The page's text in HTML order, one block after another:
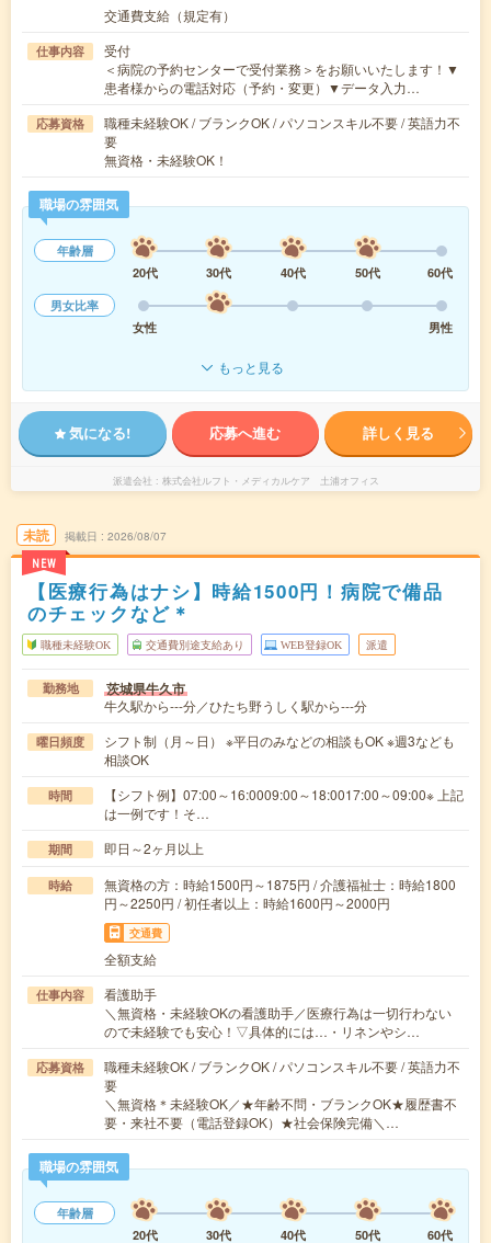
交通費支給（規定有）
仕事内容
受付
＜病院の予約センターで受付業務＞をお願いいたします！▼
患者様からの電話対応（予約・変更）▼データ入力…
応募資格
職種未経験OK / ブランクOK / パソコンスキル不要 / 英語力不
要
無資格・未経験OK！
職場の雰囲気
年齢層
20代
30代 40代 50代
60代
男女比率
女性
男性
もっと見る
気になる! 応募へ進む 詳しく見る
派遣会社 株式会社ルフト・メディカルケア 土浦オフィス
未読
NEW
掲載日 2026/08/07
【医療行為はナシ】時給1500円！病院で備品
のチェックなど＊
職種未経験OK 交通費別途支給あり WEB登録OK 派遣
勤務地 茨城県牛久市
牛久駅から---分／ひたち野うしく駅から---分
曜日頻度
シフト制（月～日） ※平日のみなどの相談もOK ※週3なども
相談OK
時間
【シフト例】07:00～16:0009:00～18:0017:00～09:00※ 上記
は一例です！そ…
期間 即日～2ヶ月以上
時給
無資格の方：時給1500円～1875円 / 介護福祉士：時給1800
円～2250円 / 初任者以上：時給1600円～2000円
交通費
全額支給
仕事内容
看護助手
＼無資格・未経験OKの看護助手／医療行為は一切行わない
ので未経験でも安心！▽具体的には…・リネンやシ…
応募資格
職種未経験OK / ブランクOK / パソコンスキル不要 / 英語力不
要
＼無資格＊未経験OK／★年齢不問・ブランクOK★履歴書不
要・来社不要（電話登録OK）★社会保険完備＼…
職場の雰囲気
年齢層
20代
30代 40代 50代 60代